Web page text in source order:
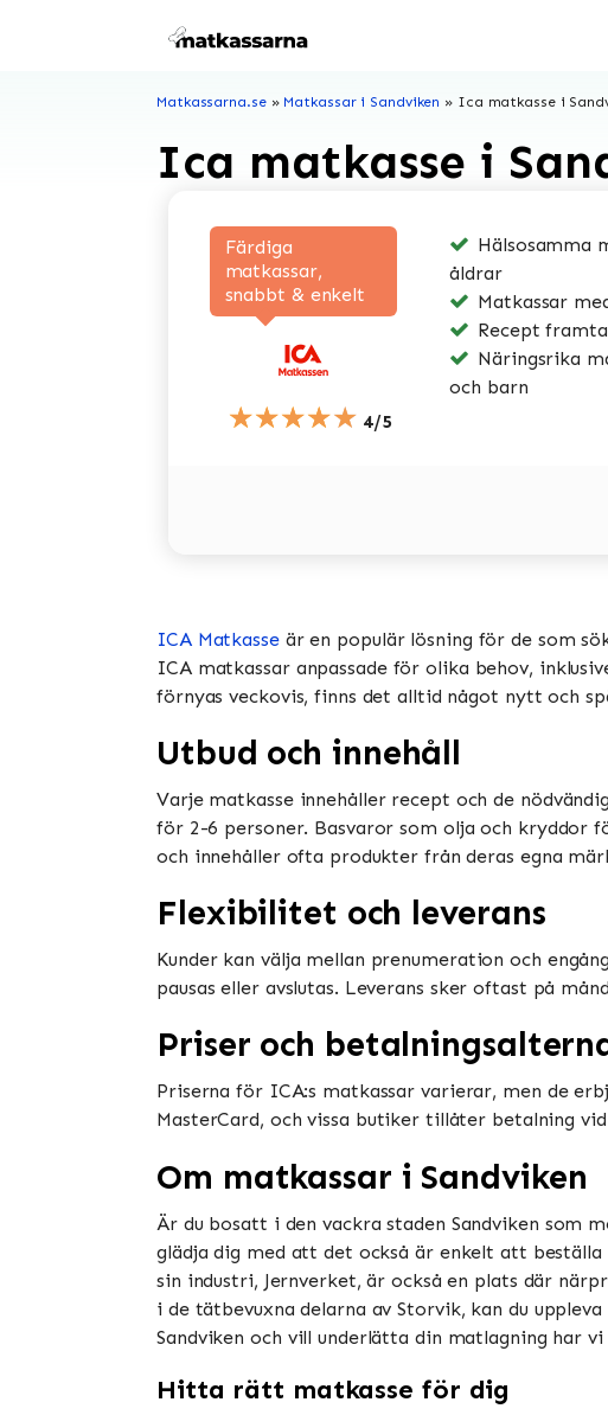
Matkassarna.se» Matkassar i Sandviken » Ica matkasse i
Ica matkasse i
Färdiga
matkassar,
snabbt & enkelt
★★★★★ 4/5
Hälsosamma
åldrar
Matkassar
Recept
Näringsrika
och barn
ICA Matkasseär en populär lösning för de som
ICA matkassar anpassade för olika behov,
förnyas veckovis, finns det alltid något nytt och
Utbud och innehåll
Varje matkasse innehåller recept och de
för 2-6 personer. Basvaror som olja och kryddor
och innehåller ofta produkter från deras egna
Flexibilitet och leverans
Kunder kan välja mellan prenumeration och
pausas eller avslutas. Leverans sker oftast på
Priser och
Priserna för ICA:s matkassar varierar, men de
MasterCard, och vissa butiker tillåter betalning
Om matkassar i Sandviken
Är du bosatt i den vackra staden Sandviken som
glädja dig med att det också är enkelt att
sin industri, Jernverket, är också en plats där
i de tätbevuxna delarna av Storvik, kan du
Sandviken och vill underlätta din matlagning har
Hitta rätt matkasse för dig